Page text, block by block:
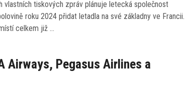
vlastních tiskových zpráv plánuje letecká společnost
roku 2024 přidat letadla na své základny ve Francii.
celkem již …
Airways, Pegasus Airlines a